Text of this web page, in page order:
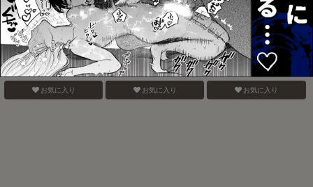
kiss my darling
お気に入り
ホテル王赤井
お気に入り
電鋸男vs3Pしないと出ら
れない部屋
お気に入り